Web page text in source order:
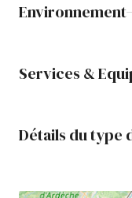
Environnement
Services &
Détails du type